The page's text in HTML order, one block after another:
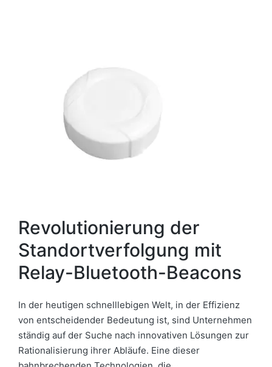
Revolutionierung der
Standortverfolgung mit
Relay-Bluetooth-Beacons
In der heutigen schnelllebigen Welt, in der Effizienz
von entscheidender Bedeutung ist, sind Unternehmen
ständig auf der Suche nach innovativen Lösungen zur
Rationalisierung ihrer Abläufe. Eine dieser